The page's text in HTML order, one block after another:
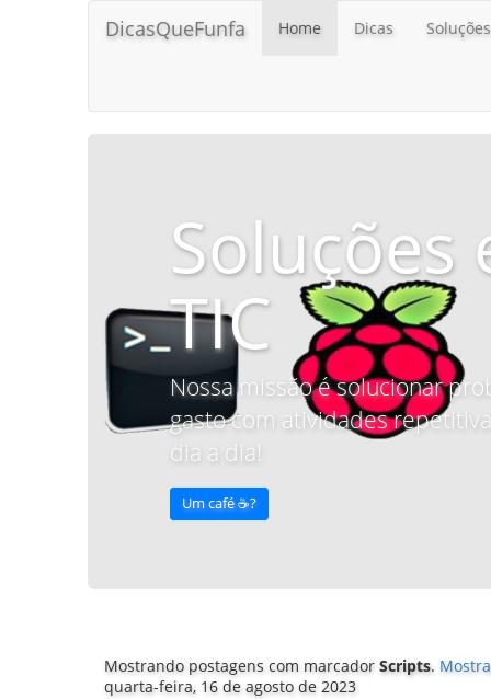
DicasQueFunfa Home Dicas Soluções
Soluções
TIC
Nossa missão é solucionar
gasto com atividades
dia a dia!
Um café ☕️?
Mostrando postagens com marcador Scripts.
quarta-feira, 16 de agosto de 2023